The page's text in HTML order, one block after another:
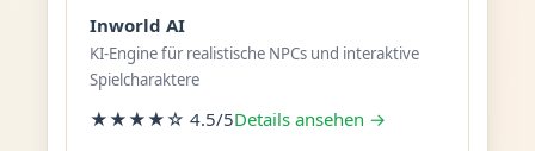
Inworld AI
KI-Engine für realistische NPCs und interaktive
Spielcharaktere
★★★★☆ 4.5/5Details ansehen →